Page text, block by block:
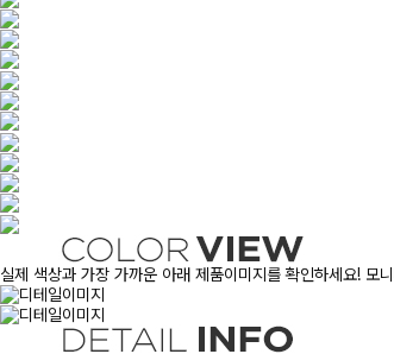
실제 색상과 가장 가까운 아래 제품이미지를 확인하세요! 모